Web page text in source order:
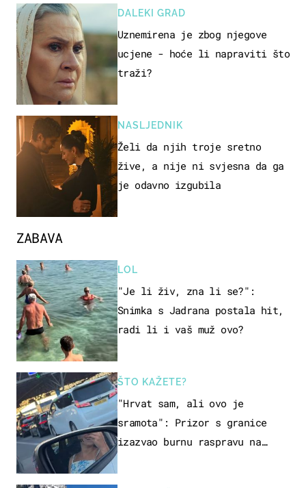
ZABAVA
LOL
"Je li živ, zna li se?":
Snimka s Jadrana postala hit,
radi li i vaš muž ovo?
ŠTO KAŽETE?
"Hrvat sam, ali ovo je
sramota": Prizor s granice
izazvao burnu raspravu na
DALEKI GRAD
Uznemirena je zbog njegove
ucjene - hoće li napraviti što
traži?
NASLJEDNIK
Želi da njih troje sretno
žive, a nije ni svjesna da ga
je odavno izgubila